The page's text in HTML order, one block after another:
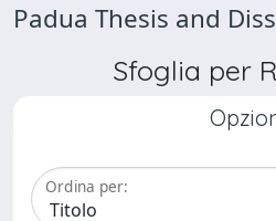
Padua Thesis and
Sfoglia per
Ordina per: